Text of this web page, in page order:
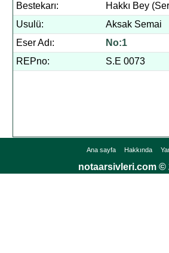
Bestekarı:
Hakkı Bey
Usulü:
Aksak Semai
Eser Adı:
No:1
REPno:
S.E 0073
Ana sayfa Hakkında
notaarsivleri.com ©